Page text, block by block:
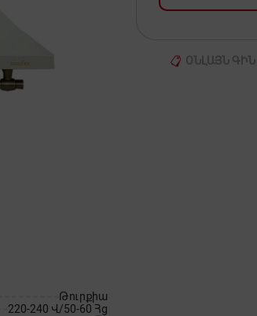
ՕՆԼԱՅՆ ԳԻՆ
Թուրքիա
220-240 Վ/50-60 Հց